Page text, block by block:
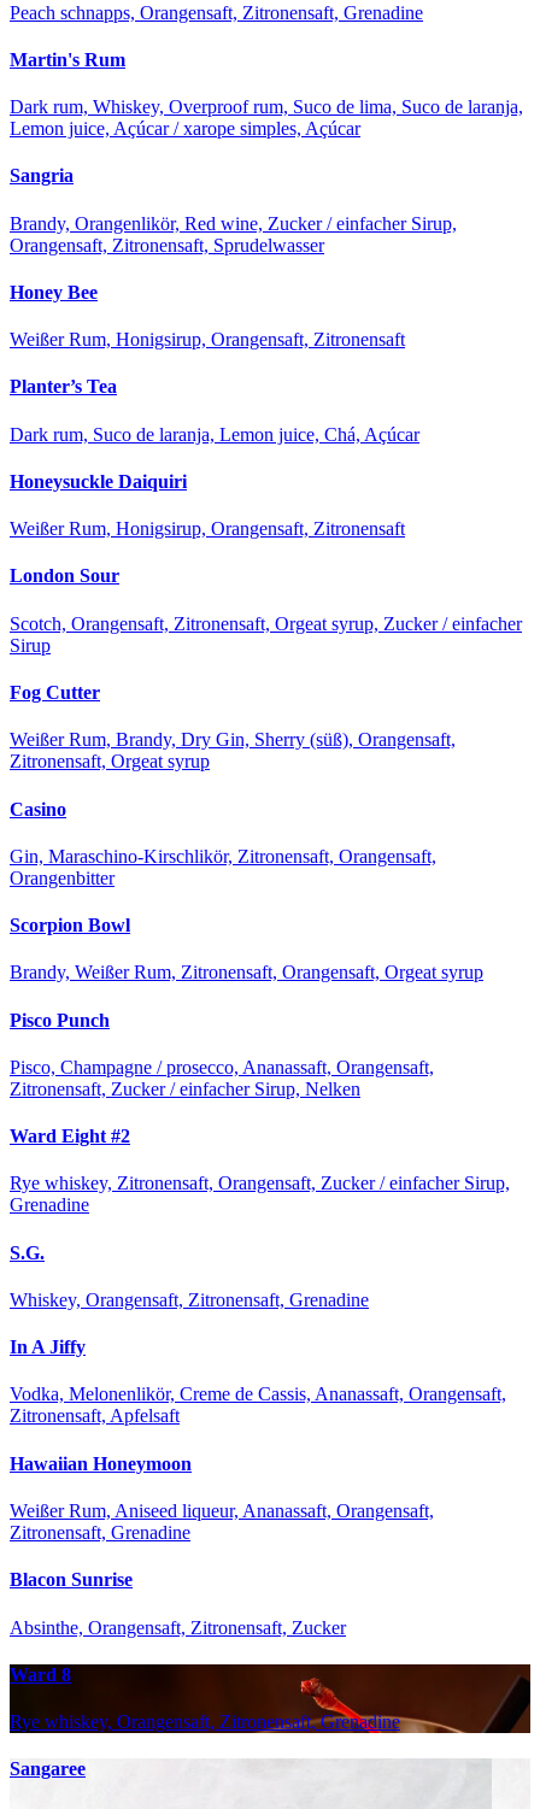
Peach schnapps, Orangensaft, Zitronensaft, Grenadine
Martin's Rum
Dark rum, Whiskey, Overproof rum, Suco de lima, Suco de laranja,
Lemon juice, Açúcar / xarope simples, Açúcar
Sangria
Brandy, Orangenlikör, Red wine, Zucker / einfacher Sirup,
Orangensaft, Zitronensaft, Sprudelwasser
Honey Bee
Weißer Rum, Honigsirup, Orangensaft, Zitronensaft
Planter’s Tea
Dark rum, Suco de laranja, Lemon juice, Chá, Açúcar
Honeysuckle Daiquiri
Weißer Rum, Honigsirup, Orangensaft, Zitronensaft
London Sour
Scotch, Orangensaft, Zitronensaft, Orgeat syrup, Zucker / einfacher
Sirup
Fog Cutter
Weißer Rum, Brandy, Dry Gin, Sherry (süß), Orangensaft,
Zitronensaft, Orgeat syrup
Casino
Gin, Maraschino-Kirschlikör, Zitronensaft, Orangensaft,
Orangenbitter
Scorpion Bowl
Brandy, Weißer Rum, Zitronensaft, Orangensaft, Orgeat syrup
Pisco Punch
Pisco, Champagne / prosecco, Ananassaft, Orangensaft,
Zitronensaft, Zucker / einfacher Sirup, Nelken
Ward Eight #2
Rye whiskey, Zitronensaft, Orangensaft, Zucker / einfacher Sirup,
Grenadine
S.G.
Whiskey, Orangensaft, Zitronensaft, Grenadine
In A Jiffy
Vodka, Melonenlikör, Creme de Cassis, Ananassaft, Orangensaft,
Zitronensaft, Apfelsaft
Hawaiian Honeymoon
Weißer Rum, Aniseed liqueur, Ananassaft, Orangensaft,
Zitronensaft, Grenadine
Blacon Sunrise
Absinthe, Orangensaft, Zitronensaft, Zucker
Ward 8
Rye whiskey, Orangensaft, Zitronensaft, Grenadine
Sangaree